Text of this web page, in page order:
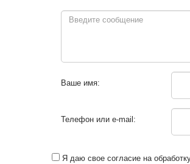
Ваше имя:
Телефон или e-mail:
Я даю свое согласие на